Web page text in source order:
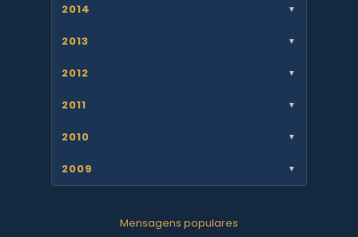
2014 ▼
2013 ▼
2012 ▼
2011 ▼
2010 ▼
2009 ▼
Mensagens populares